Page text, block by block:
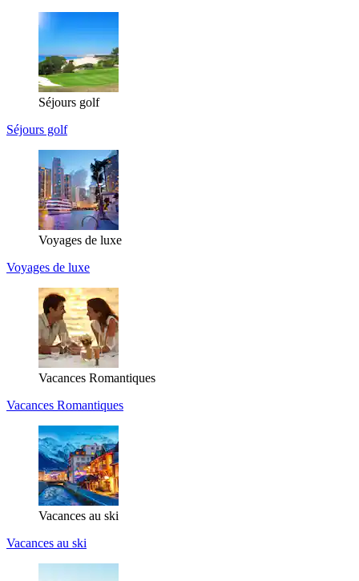
Séjours golf
Séjours golf
Voyages de luxe
Voyages de luxe
Vacances Romantiques
Vacances Romantiques
Vacances au ski
Vacances au ski